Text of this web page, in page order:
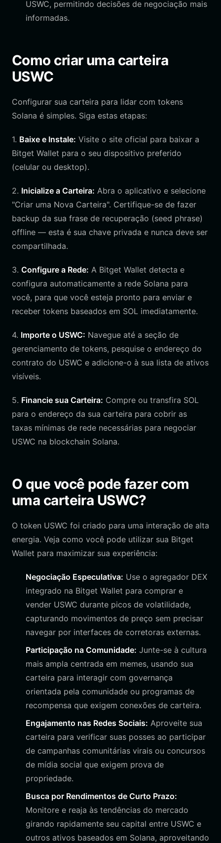
USWC, permitindo decisões de negociação mais
informadas.
Como criar uma carteira
USWC
Configurar sua carteira para lidar com tokens
Solana é simples. Siga estas etapas:
1. Baixe e Instale: Visite o site oficial para baixar a
Bitget Wallet para o seu dispositivo preferido
(celular ou desktop).
2. Inicialize a Carteira: Abra o aplicativo e selecione
"Criar uma Nova Carteira". Certifique-se de fazer
backup da sua frase de recuperação (seed phrase)
offline — esta é sua chave privada e nunca deve ser
compartilhada.
3. Configure a Rede: A Bitget Wallet detecta e
configura automaticamente a rede Solana para
você, para que você esteja pronto para enviar e
receber tokens baseados em SOL imediatamente.
4. Importe o USWC: Navegue até a seção de
gerenciamento de tokens, pesquise o endereço do
contrato do USWC e adicione-o à sua lista de ativos
visíveis.
5. Financie sua Carteira: Compre ou transfira SOL
para o endereço da sua carteira para cobrir as
taxas mínimas de rede necessárias para negociar
USWC na blockchain Solana.
O que você pode fazer com
uma carteira USWC?
O token USWC foi criado para uma interação de alta
energia. Veja como você pode utilizar sua Bitget
Wallet para maximizar sua experiência:
Negociação Especulativa: Use o agregador DEX
integrado na Bitget Wallet para comprar e
vender USWC durante picos de volatilidade,
capturando movimentos de preço sem precisar
navegar por interfaces de corretoras externas.
Participação na Comunidade: Junte-se à cultura
mais ampla centrada em memes, usando sua
carteira para interagir com governança
orientada pela comunidade ou programas de
recompensa que exigem conexões de carteira.
Engajamento nas Redes Sociais: Aproveite sua
carteira para verificar suas posses ao participar
de campanhas comunitárias virais ou concursos
de mídia social que exigem prova de
propriedade.
Busca por Rendimentos de Curto Prazo:
Monitore e reaja às tendências do mercado
girando rapidamente seu capital entre USWC e
outros ativos baseados em Solana, aproveitando